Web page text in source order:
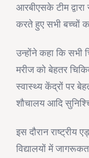
आरबीएसके टीम द्वारा
करते हुए सभी बच्चों
उन्होंने कहा कि
मरीज को बेहतर
स्वास्थ्य केंद्रों पर
शौचालय आदि
इस दौरान राष्ट्रीय
विद्यालयों में